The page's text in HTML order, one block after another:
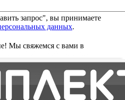
запрос", вы принимаете
данных.
Мы свяжемся с вами в